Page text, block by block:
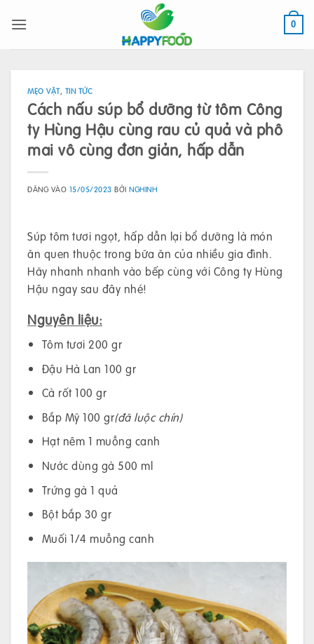
qua
0
MẸO VẶT, TIN TỨC
Cách nấu súp bổ dưỡng từ tôm Công
ty Hùng Hậu cùng rau củ quả và phô
mai vô cùng đơn giản, hấp dẫn
ĐĂNG VÀO 15/05/2023 BỞINGHINH
Súp tôm tươi ngọt, hấp dẫn lại bổ dưỡng là món
ăn quen thuộc trong bữa ăn của nhiều gia đình.
Hãy nhanh nhanh vào bếp cùng với Công ty Hùng
Hậu ngay sau đây nhé!
Nguyên liệu:
Tôm tươi 200 gr
Đậu Hà Lan 100 gr
Cà rốt 100 gr
Bắp Mỹ 100 gr(đã luộc chín)
Hạt nêm 1 muỗng canh
Nước dùng gà 500 ml
Trứng gà 1 quả
Bột bắp 30 gr
Muối 1/4 muỗng canh